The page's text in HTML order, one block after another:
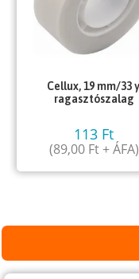
Cellux, 19 mm/33
ragasztószalag
113 Ft
(89,00 Ft+ ÁFA)